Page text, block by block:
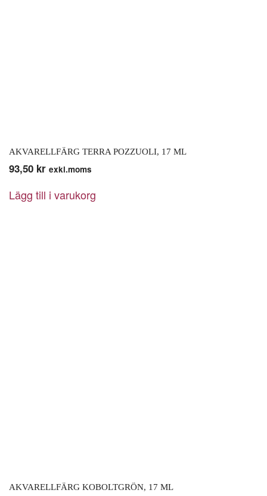
AKVARELLFÄRG TERRA POZZUOLI, 17 ML
93,50 kr exkl.moms
Lägg till i varukorg
AKVARELLFÄRG KOBOLTGRÖN, 17 ML